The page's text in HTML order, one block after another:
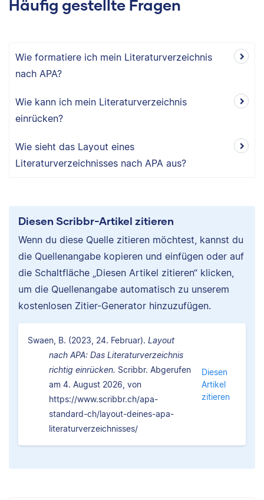
Häufig gestellte Fragen
Wie formatiere ich mein Literaturverzeichnis
nach APA?
Wie kann ich mein Literaturverzeichnis
einrücken?
Wie sieht das Layout eines
Literaturverzeichnisses nach APA aus?
Diesen Scribbr-Artikel zitieren
Wenn du diese Quelle zitieren möchtest, kannst du
die Quellenangabe kopieren und einfügen oder auf
die Schaltfläche „Diesen Artikel zitieren“ klicken,
um die Quellenangabe automatisch zu unserem
kostenlosen Zitier-Generator hinzuzufügen.
Swaen, B. (2023, 24. Februar). Layout
nach APA: Das Literaturverzeichnis
richtig einrücken. Scribbr. Abgerufen
am 4. August 2026, von
https://www.scribbr.ch/apa-
standard-ch/layout-deines-apa-
literaturverzeichnisses/
Diesen
Artikel
zitieren